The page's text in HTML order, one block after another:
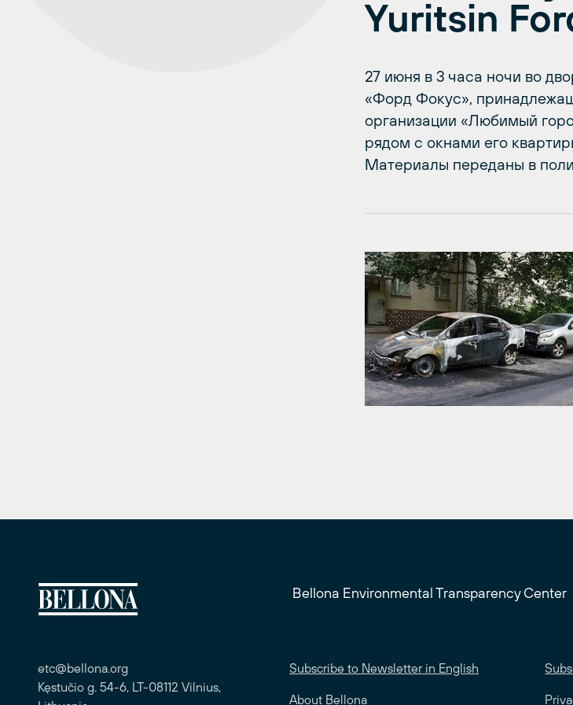
Yuritsin
27 июня в 3 часа ночи во
«Форд Фокус»,
организации «Любимый
рядом с окнами его
Материалы переданы в
Bellona Environmental Transparency Center
etc@bellona.org
Kęstučio g. 54-6, LT-08112 Vilnius,
Subscribe to Newsletter in English
About Bellona